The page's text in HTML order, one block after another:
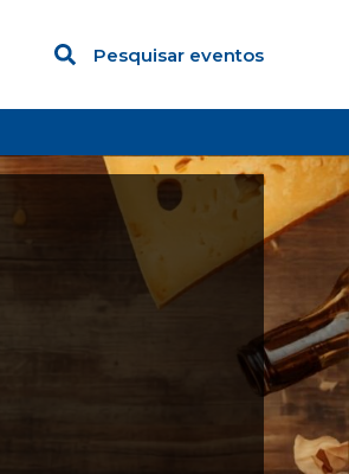
Pesquisar eventos